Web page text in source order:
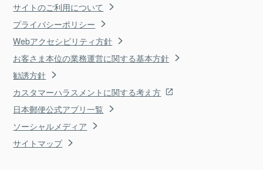
サイトのご利用について
プライバシーポリシー
Webアクセシビリティ方針
お客さま本位の業務運営に関する基本方針
勧誘方針
カスタマーハラスメントに関する考え方
日本郵便公式アプリ一覧
ソーシャルメディア
サイトマップ